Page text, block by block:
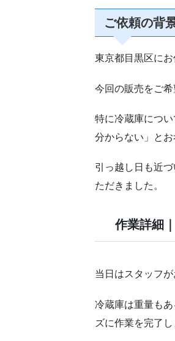
ご依頼の背
東京都目黒区に
今回の販売をご
特に冷蔵庫につ
分からない」とお
引っ越し日も近
ただきました。
作業詳細
当日はスタッフ
冷蔵庫は重量も
ズに作業を完了し